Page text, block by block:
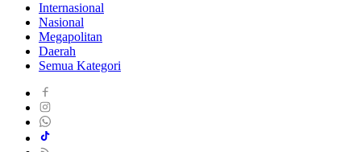
Internasional
Nasional
Megapolitan
Daerah
Semua Kategori